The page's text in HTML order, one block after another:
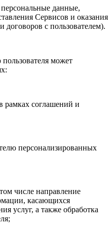
персональные данные,
Сервисов и оказания
договоров с пользователем).
может
рамках соглашений и
персонализированных
числе направление
касающихся
услуг, а также обработка